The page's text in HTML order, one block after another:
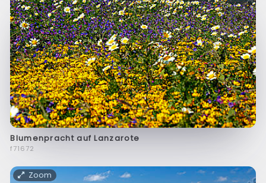
Blumenpracht auf Lanzarote
f71672
Zoom